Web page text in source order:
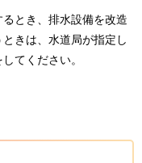
とき、排水設備を改造
きは、水道局が指定し
てください。